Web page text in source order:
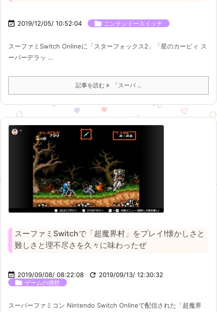
 2019/12/05/ 10:52:04  ニンテンドースイッチ
スーファミSwitch Onlineに「スターフォックス2」「星のカービィ ス
ーパーデラッ ...
記事を読む 「スーパ ...
スーファミSwitchで「超魔界村」をプレイ!懐かしさと
難しさと理不尽さを久々に味わったぜ
 2019/09/08/ 08:22:08  2019/09/13/ 12:30:32
 ゲームの感想
スーパーファミコン Nintendo Switch Onlineで配信された「超魔界